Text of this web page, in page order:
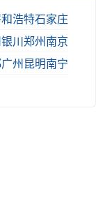
浩特石家庄
银川郑州南京
广州昆明南宁